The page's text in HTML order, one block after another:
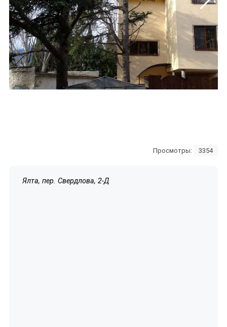
Просмотры: 3354
Ялта, пер. Свердлова, 2-Д